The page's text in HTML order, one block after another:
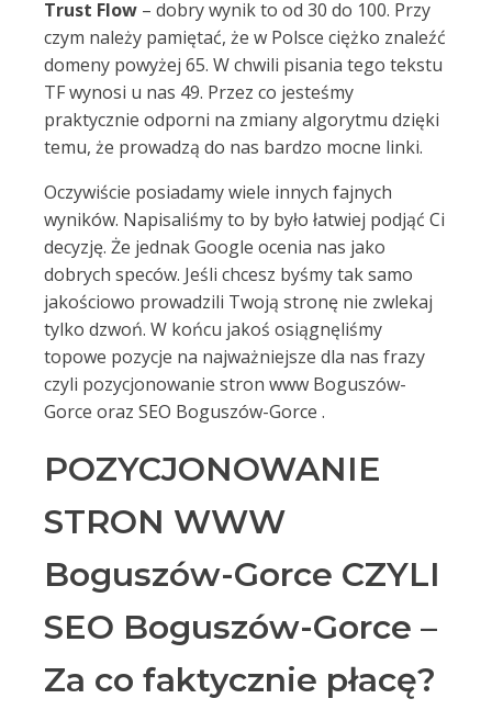
Trust Flow – dobry wynik to od 30 do 100. Przy
czym należy pamiętać, że w Polsce ciężko znaleźć
domeny powyżej 65. W chwili pisania tego tekstu
TF wynosi u nas 49. Przez co jesteśmy
praktycznie odporni na zmiany algorytmu dzięki
temu, że prowadzą do nas bardzo mocne linki.
Oczywiście posiadamy wiele innych fajnych
wyników. Napisaliśmy to by było łatwiej podjąć Ci
decyzję. Że jednak Google ocenia nas jako
dobrych speców. Jeśli chcesz byśmy tak samo
jakościowo prowadzili Twoją stronę nie zwlekaj
tylko dzwoń. W końcu jakoś osiągnęliśmy
topowe pozycje na najważniejsze dla nas frazy
czyli pozycjonowanie stron www Boguszów-
Gorce oraz SEO Boguszów-Gorce .
POZYCJONOWANIE
STRON WWW
Boguszów-Gorce CZYLI
SEO Boguszów-Gorce –
Za co faktycznie płacę?